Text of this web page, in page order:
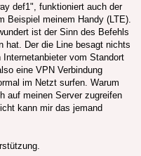
def1", funktioniert auch der
Beispiel meinem Handy (LTE).
ist der Sinn des Befehls
hat. Der die Line besagt nichts
vom Standort
eine VPN Verbindung
im Netzt surfen. Warum
auf meinen Server zugreifen
kann mir das jemand